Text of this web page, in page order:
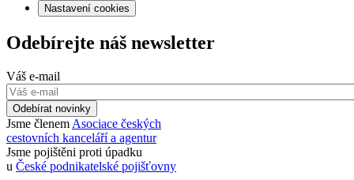
Nastavení cookies
Odebírejte náš newsletter
Váš e-mail
Odebírat novinky
Jsme členem Asociace českých
cestovních kanceláří a agentur
Jsme pojištěni proti úpadku
u České podnikatelské pojišťovny